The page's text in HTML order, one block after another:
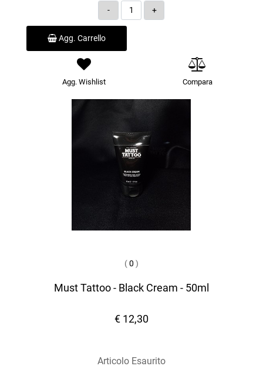
Quantità
Agg. Carrello
Agg. Wishlist Compara
(0 )
Must Tattoo - Black Cream - 50ml
€ 12,30
Articolo Esaurito